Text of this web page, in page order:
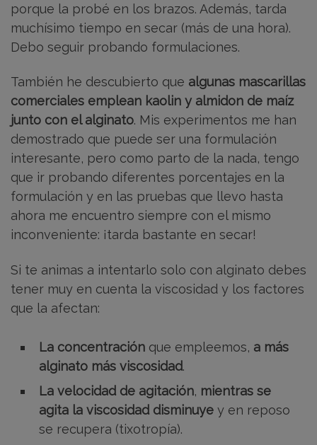
porque la probé en los brazos. Además, tarda
muchísimo tiempo en secar (más de una hora).
Debo seguir probando formulaciones.
También he descubierto que algunas mascarillas
comerciales emplean kaolin y almidon de maíz
junto con el alginato. Mis experimentos me han
demostrado que puede ser una formulación
interesante, pero como parto de la nada, tengo
que ir probando diferentes porcentajes en la
formulación y en las pruebas que llevo hasta
ahora me encuentro siempre con el mismo
inconveniente: ¡tarda bastante en secar!
Si te animas a intentarlo solo con alginato debes
tener muy en cuenta la viscosidad y los factores
que la afectan:
La concentración que empleemos, a más
alginato más viscosidad.
La velocidad de agitación, mientras se
agita la viscosidad disminuye y en reposo
se recupera (tixotropía).